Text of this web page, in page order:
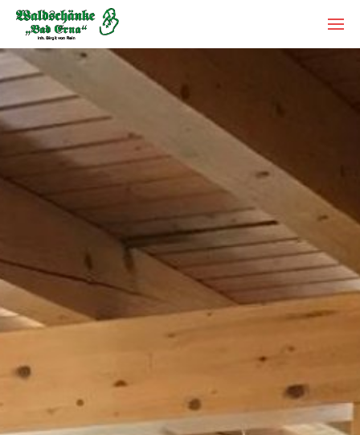
Restaurant Waldschänke
Feiern
Catering
Übernachtungen
Bad Erna und Umgebung
Um Einstellungen zur Barrierefreiheit
vornehmen zu können wird die
Berechtigung für
funktionale Cookies
in den Cookie-Einstellungen benötigt.
Cookie-Einstellungen